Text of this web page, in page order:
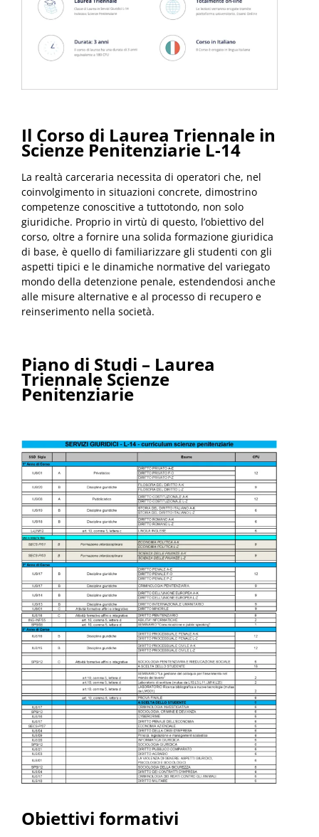
Il Corso di Laurea Triennale in
Scienze Penitenziarie L-14
La realtà carceraria necessita di operatori che, nel
coinvolgimento in situazioni concrete, dimostrino
competenze conoscitive a tuttotondo, non solo
giuridiche. Proprio in virtù di questo, l’obiettivo del
corso, oltre a fornire una solida formazione giuridica
di base, è quello di familiarizzare gli studenti con gli
aspetti tipici e le dinamiche normative del variegato
mondo della detenzione penale, estendendosi anche
alle misure alternative e al processo di recupero e
reinserimento nella società.
Piano di Studi – Laurea
Triennale Scienze
Penitenziarie
Obiettivi formativi